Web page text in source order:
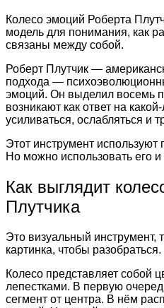
Колесо эмоций Роберта
модель для понимания, как
связаны между собой.
Роберт Плутчик —
подхода —
эмоций. Он выделил восемь
возникают как ответ на
усиливаться, ослабляться и
Этот инструмент используют
Но можно использовать его и
Как выглядит
Плутчика
Это визуальный инструмент,
картинка, чтобы разобраться.
Колесо представляет собой
лепестками. В первую
сегмент от центра. В нём